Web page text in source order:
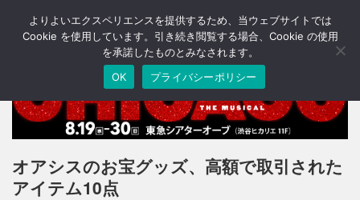
T
o
n
v
i
g
オアシスのお宝グッズ、高額で取引された
アイテム10点
よりよいエクスペリエンスを提供するため、当ウェブサイトでは
Cookie を使用しています。引き続き閲覧する場合、Cookie の使用
を承諾したものとみなされます。
OK
プライバシーポリシー